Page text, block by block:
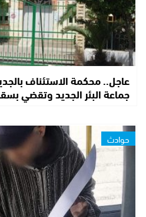
عاجل.. محكمة الاستئناف
جماعة البئر الجديد وتقضي
حوادث